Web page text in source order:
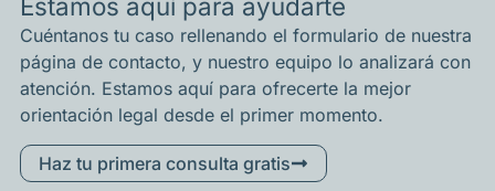
Estamos aquí para ayudarte
Cuéntanos tu caso rellenando el formulario de nuestra
página de contacto, y nuestro equipo lo analizará con
atención. Estamos aquí para ofrecerte la mejor
orientación legal desde el primer momento.
Haz tu primera consulta gratis